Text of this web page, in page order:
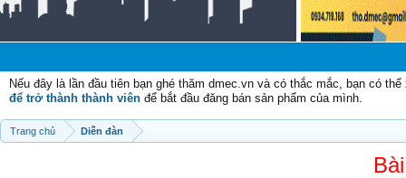
Nếu đây là lần đầu tiên bạn ghé thăm dmec.vn và có thắc mắc, bạn có
để trở thành thành viên để bắt đầu đăng bán sản phẩm của mình.
Trang chủ Diễn đàn